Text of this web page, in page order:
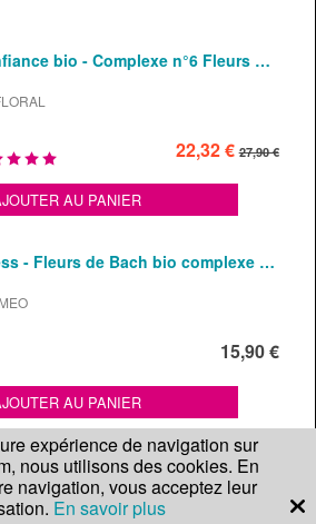
bio - Complexe n°6 Fleurs …
22,32 € 27,90 €
AU PANIER
- Fleurs de Bach bio complexe …
15,90 €
AU PANIER
- Complexe n°9 Fleurs de …
expérience de navigation sur
nous utilisons des cookies. En
navigation, vous acceptez leur
En savoir plus